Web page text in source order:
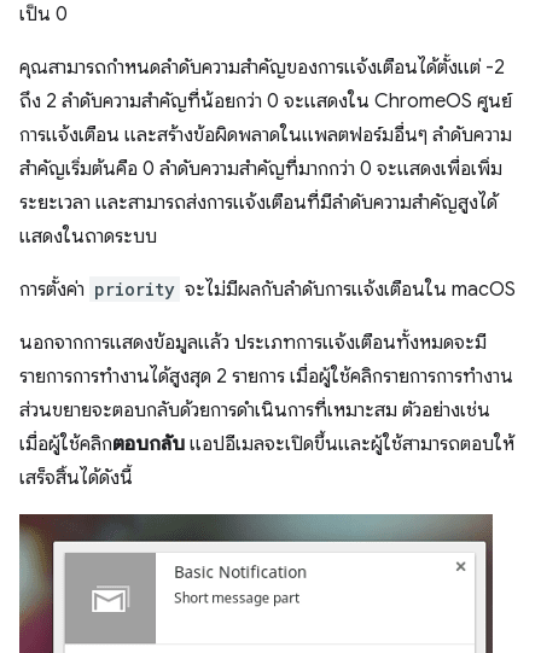
เป็น 0
คุณสามารถกำหนดลำดับความสำคัญของการแจ้งเตือนได้ตั้งแต่ -2
ถึง 2 ลำดับความสำคัญที่น้อยกว่า 0 จะแสดงใน ChromeOS ศูนย์
การแจ้งเตือน และสร้างข้อผิดพลาดในแพลตฟอร์มอื่นๆ ลำดับความ
สำคัญเริ่มต้นคือ 0 ลำดับความสำคัญที่มากกว่า 0 จะแสดงเพื่อเพิ่ม
ระยะเวลา และสามารถส่งการแจ้งเตือนที่มีลำดับความสำคัญสูงได้
แสดงในถาดระบบ
การตั้งค่า priority จะไม่มีผลกับลำดับการแจ้งเตือนใน macOS
นอกจากการแสดงข้อมูลแล้ว ประเภทการแจ้งเตือนทั้งหมดจะมี
รายการการทำงานได้สูงสุด 2 รายการ เมื่อผู้ใช้คลิกรายการการทำงาน
ส่วนขยายจะตอบกลับด้วยการดำเนินการที่เหมาะสม ตัวอย่างเช่น
เมื่อผู้ใช้คลิกตอบกลับ แอปอีเมลจะเปิดขึ้นและผู้ใช้สามารถตอบให้
เสร็จสิ้นได้ดังนี้